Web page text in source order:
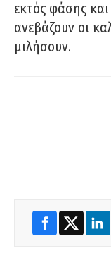
εκτός φάσης
ανεβάζουν οι
μιλήσουν.